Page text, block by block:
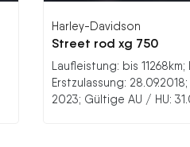
Harley-Davidson
Street rod xg 750
Laufleistung: bis 11268km;
Erstzulassung:
2023; Gültige AU / HU: